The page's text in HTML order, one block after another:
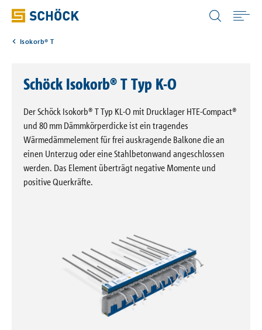
Anwendungen
Produkte
Downloads
Austria (AT) Deutsch
Isokorb® T
Schöck Isokorb® T Typ K-O
Der Schöck Isokorb® T Typ KL-O mit Drucklager HTE-Compact®
und 80 mm Dämmkörperdicke ist ein tragendes
Wärmedämmelement für frei auskragende Balkone die an
einen Unterzug oder eine Stahlbetonwand angeschlossen
werden. Das Element überträgt negative Momente und
positive Querkräfte.